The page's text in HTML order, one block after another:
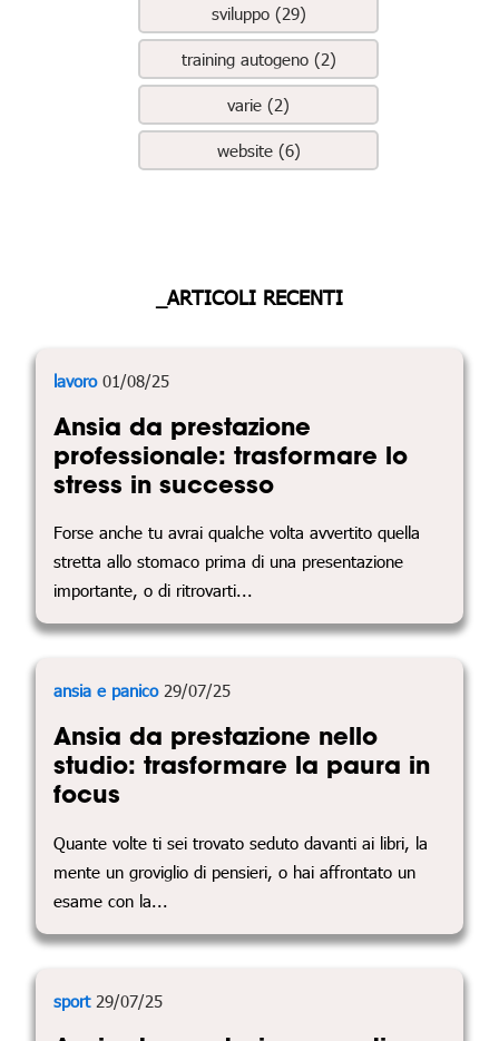
sviluppo (29)
training autogeno (2)
varie (2)
website (6)
_ARTICOLI RECENTI
lavoro01/08/25
Ansia da prestazione
professionale: trasformare lo
stress in successo
Forse anche tu avrai qualche volta avvertito quella
stretta allo stomaco prima di una presentazione
importante, o di ritrovarti...
ansia e panico29/07/25
Ansia da prestazione nello
studio: trasformare la paura in
focus
Quante volte ti sei trovato seduto davanti ai libri, la
mente un groviglio di pensieri, o hai affrontato un
esame con la...
sport29/07/25